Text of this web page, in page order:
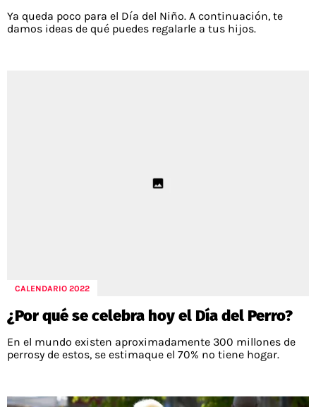
Ya queda poco para el Día del Niño. A continuación, te
damos ideas de qué puedes regalarle a tus hijos.
CALENDARIO 2022
¿Por qué se celebra hoy el Día del Perro?
En el mundo existen aproximadamente 300 millones de
perrosy de estos, se estimaque el 70% no tiene hogar.